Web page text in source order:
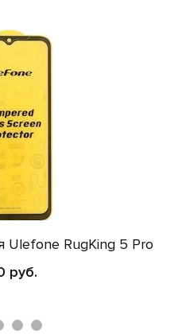
Ulefone RugKing 5 Pro
руб.